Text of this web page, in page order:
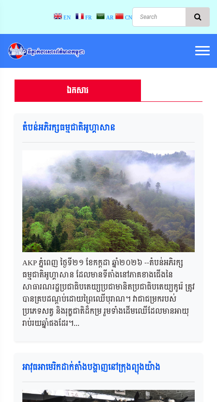
EN FR AR CN
ឯកសារ
តំបន់អភិរក្សធម្មជាតិអូហ្គាសាន
AKP ភ្នំពេញ ថ្ងៃទី២១ ខែកក្តដា ឆ្នាំ២០២៦ --តំបន់អភិរក្ស
ធម្មជាតិអូហ្គាសាន ដែលមានទីតាំងនៅភាគខាងជើងនៃ
សាធារណរដ្ឋប្រជាធិបតេយ្យប្រជាមានិតប្រជាធិបតេយ្យកូរ៉េ ត្រូវ
បានគ្របដណ្តប់ដោយព្រៃឈើបុរាណ។ វាជាជម្រករបស់
ប្រភេទសត្វ និងរុក្ខជាតិដ៏កម្រ រួមទាំងដើមឈើដែលមានអាយុ
រាប់រយឆ្នាំផងដែរ។...
អាវុធអាមេរិកដាក់តាំងបង្ហាញនៅក្រុងព្យុងយ៉ាង